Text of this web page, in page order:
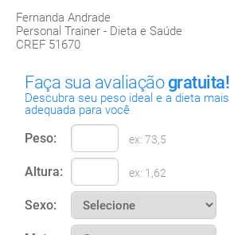
Fernanda Andrade
Personal Trainer - Dieta e Saúde
CREF 51670
Faça sua avaliação gratuita!
Descubra seu peso ideal e a dieta mais
adequada para você
Peso: ex: 73,5
Altura: ex: 1,62
Sexo: